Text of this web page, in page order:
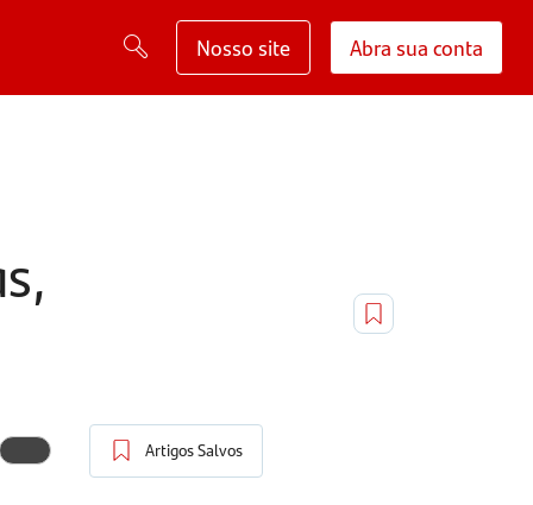
Nosso site Abra sua conta
Artigos Salvos